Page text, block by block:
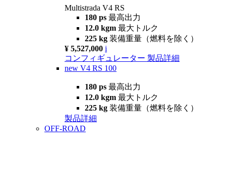
Multistrada V4 RS
180 ps 最高出力
12.0 kgm 最大トルク
225 kg 装備重量（燃料を除く）
¥ 5,527,000 i
コンフィギュレーター 製品詳細
new V4 RS 100
180 ps 最高出力
12.0 kgm 最大トルク
225 kg 装備重量（燃料を除く）
製品詳細
OFF-ROAD